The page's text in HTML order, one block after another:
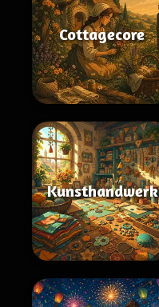
Cottagecore
Kunsthandwerk